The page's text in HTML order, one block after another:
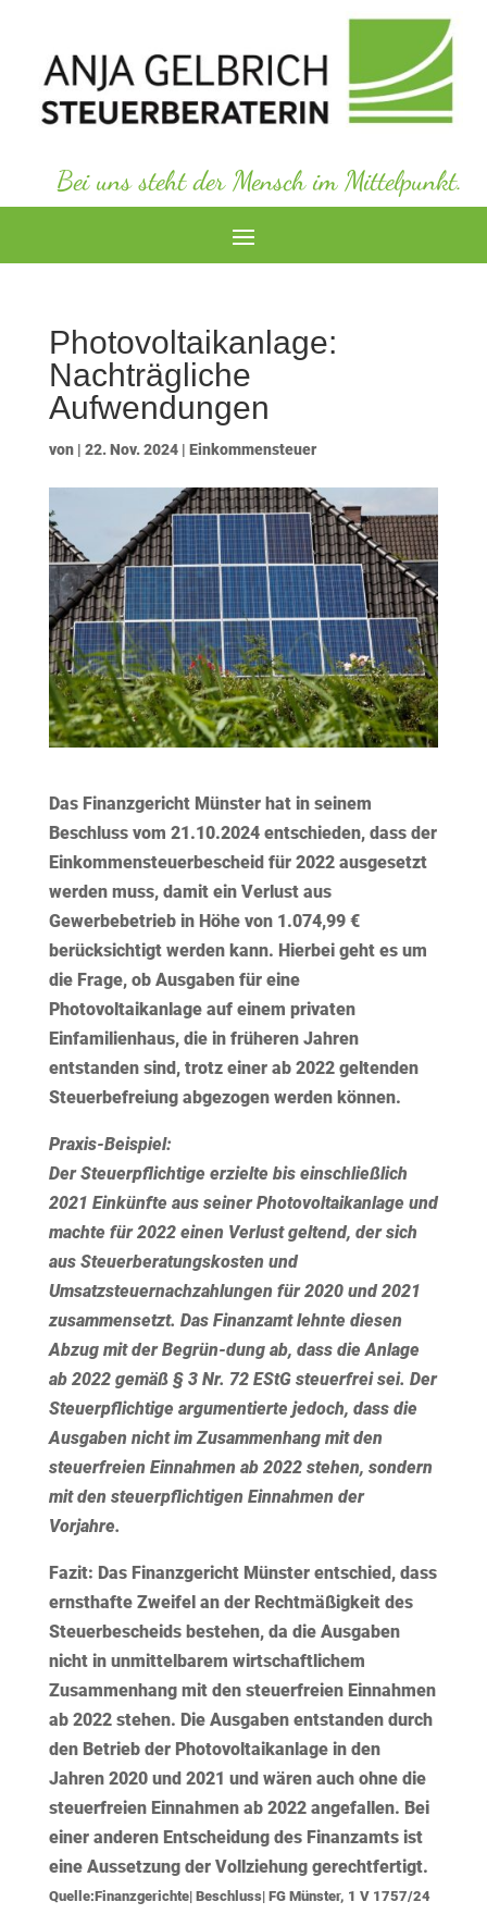
Bei uns steht der Mensch im Mittelpunkt.
Photovoltaikanlage:
Nachträgliche
Aufwendungen
von | 22. Nov. 2024| Einkommensteuer
Das Finanzgericht Münster hat in seinem
Beschluss vom 21.10.2024 entschieden, dass der
Einkommensteuerbescheid für 2022 ausgesetzt
werden muss, damit ein Verlust aus
Gewerbebetrieb in Höhe von 1.074,99 €
berücksichtigt werden kann. Hierbei geht es um
die Frage, ob Ausgaben für eine
Photovoltaikanlage auf einem privaten
Einfamilienhaus, die in früheren Jahren
entstanden sind, trotz einer ab 2022 geltenden
Steuerbefreiung abgezogen werden können.
Praxis-Beispiel:
Der Steuerpflichtige erzielte bis einschließlich
2021 Einkünfte aus seiner Photovoltaikanlage und
machte für 2022 einen Verlust geltend, der sich
aus Steuerberatungskosten und
Umsatzsteuernachzahlungen für 2020 und 2021
zusammensetzt. Das Finanzamt lehnte diesen
Abzug mit der Begrün-dung ab, dass die Anlage
ab 2022 gemäß § 3 Nr. 72 EStG steuerfrei sei. Der
Steuerpflichtige argumentierte jedoch, dass die
Ausgaben nicht im Zusammenhang mit den
steuerfreien Einnahmen ab 2022 stehen, sondern
mit den steuerpflichtigen Einnahmen der
Vorjahre.
Fazit: Das Finanzgericht Münster entschied, dass
ernsthafte Zweifel an der Rechtmäßigkeit des
Steuerbescheids bestehen, da die Ausgaben
nicht in unmittelbarem wirtschaftlichem
Zusammenhang mit den steuerfreien Einnahmen
ab 2022 stehen. Die Ausgaben entstanden durch
den Betrieb der Photovoltaikanlage in den
Jahren 2020 und 2021 und wären auch ohne die
steuerfreien Einnahmen ab 2022 angefallen. Bei
einer anderen Entscheidung des Finanzamts ist
eine Aussetzung der Vollziehung gerechtfertigt.
Quelle:Finanzgerichte| Beschluss| FG Münster, 1 V 1757/24